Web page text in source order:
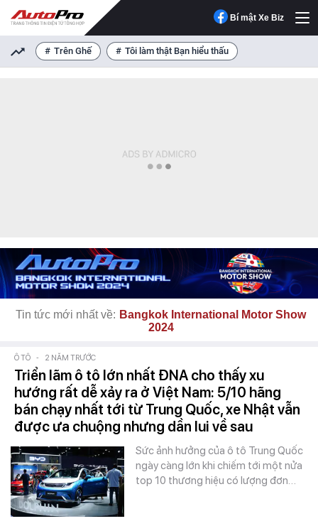
Bí mật Xe Biz
Trên Ghế Tôi làm thật Bạn hiểu thấu
Tin tức mới nhất về: Bangkok International Motor Show
2024
Ô TÔ - 2 NĂM TRƯỚC
Triển lãm ô tô lớn nhất ĐNA cho thấy xu
hướng rất dễ xảy ra ở Việt Nam: 5/10 hãng
bán chạy nhất tới từ Trung Quốc, xe Nhật vẫn
được ưa chuộng nhưng dần lui về sau
Sức ảnh hưởng của ô tô Trung Quốc
ngày càng lớn khi chiếm tới một nửa
top 10 thương hiệu có lượng đơn…